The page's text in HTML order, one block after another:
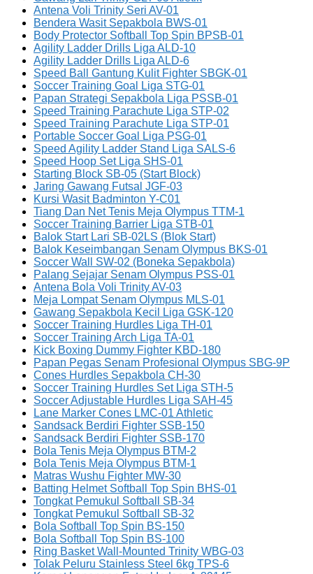
Antena Voli Trinity Seri AV-01
Bendera Wasit Sepakbola BWS-01
Body Protector Softball Top Spin BPSB-01
Agility Ladder Drills Liga ALD-10
Agility Ladder Drills Liga ALD-6
Speed Ball Gantung Kulit Fighter SBGK-01
Soccer Training Goal Liga STG-01
Papan Strategi Sepakbola Liga PSSB-01
Speed Training Parachute Liga STP-02
Speed Training Parachute Liga STP-01
Portable Soccer Goal Liga PSG-01
Speed Agility Ladder Stand Liga SALS-6
Speed Hoop Set Liga SHS-01
Starting Block SB-05 (Start Block)
Jaring Gawang Futsal JGF-03
Kursi Wasit Badminton Y-C01
Tiang Dan Net Tenis Meja Olympus TTM-1
Soccer Training Barrier Liga STB-01
Balok Start Lari SB-02LS (Blok Start)
Balok Keseimbangan Senam Olympus BKS-01
Soccer Wall SW-02 (Boneka Sepakbola)
Palang Sejajar Senam Olympus PSS-01
Antena Bola Voli Trinity AV-03
Meja Lompat Senam Olympus MLS-01
Gawang Sepakbola Kecil Liga GSK-120
Soccer Training Hurdles Liga TH-01
Soccer Training Arch Liga TA-01
Kick Boxing Dummy Fighter KBD-180
Papan Pegas Senam Profesional Olympus SBG-9P
Cones Hurdles Sepakbola CH-30
Soccer Training Hurdles Set Liga STH-5
Soccer Adjustable Hurdles Liga SAH-45
Lane Marker Cones LMC-01 Athletic
Sandsack Berdiri Fighter SSB-150
Sandsack Berdiri Fighter SSB-170
Bola Tenis Meja Olympus BTM-2
Bola Tenis Meja Olympus BTM-1
Matras Wushu Fighter MW-30
Batting Helmet Softball Top Spin BHS-01
Tongkat Pemukul Softball SB-34
Tongkat Pemukul Softball SB-32
Bola Softball Top Spin BS-150
Bola Softball Top Spin BS-100
Ring Basket Wall-Mounted Trinity WBG-03
Tolak Peluru Stainless Steel 6kg TPS-6